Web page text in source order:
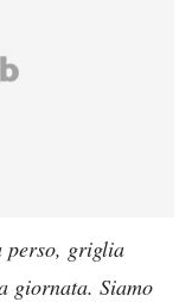
perso, griglia
giornata. Siamo